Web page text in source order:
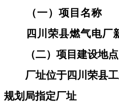
（一）项目名称
四川荣县燃气电厂
（二）项目建设地点
厂址位于四川荣县
规划局指定厂址